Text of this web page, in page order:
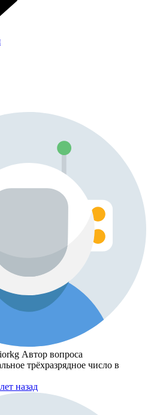
Автор вопроса
трёхразрядное число в
назад